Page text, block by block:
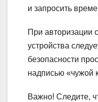
и запросить
При авторизации
устройства
безопасности
надписью «чужой
Важно! Следите,